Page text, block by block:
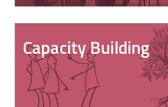
Capacity Building